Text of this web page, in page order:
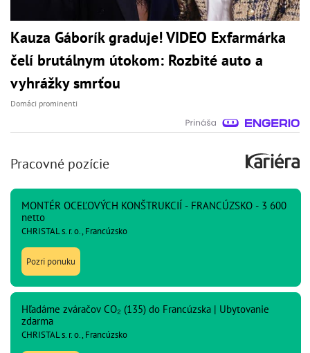
Kauza Gáborík graduje! VIDEO Exfarmárka
čelí brutálnym útokom: Rozbité auto a
vyhrážky smrťou
Domáci prominenti
Pracovné pozície
MONTÉR OCEĽOVÝCH KONŠTRUKCIÍ - FRANCÚZSKO - 3 600
netto
CHRISTAL s. r. o., Francúzsko
Pozri ponuku
Hľadáme zváračov CO₂ (135) do Francúzska | Ubytovanie
zdarma
CHRISTAL s. r. o., Francúzsko